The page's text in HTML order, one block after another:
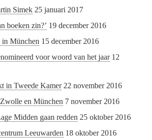
Simek 25 januari 2017
boeken zin?’ 19 december 2016
in München 15 december 2016
voor woord van het jaar 12
in Tweede Kamer 22 november 2016
en München 7 november 2016
Midden gaan redden 25 oktober 2016
Leeuwarden 18 oktober 2016